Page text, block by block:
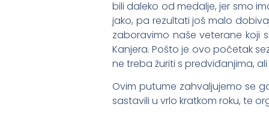
bili daleko od medalje, jer smo
jako, pa rezultati još malo
zaboravimo naše veterane koji
Kanjera. Pošto je ovo početak
ne treba žuriti s predviđanjima,
Ovim putume zahvaljujemo se
sastavili u vrlo kratkom roku, te